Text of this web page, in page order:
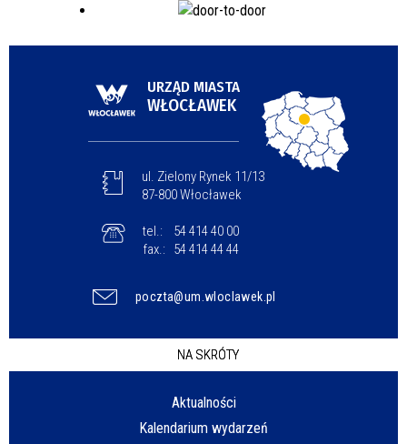
URZĄD MIASTA
WŁOCŁAWEK
ul. Zielony Rynek 11/13
87-800 Włocławek
tel.:
54 414 40 00
fax.:
54 414 44 44
poczta@um.wloclawek.pl
NA SKRÓTY
Aktualności
Kalendarium wydarzeń